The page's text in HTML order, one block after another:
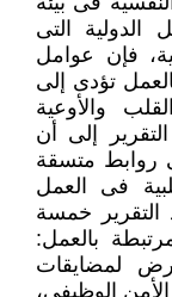
التى
فإن عوامل
تؤدى إلى
والأوعية
إلى أن
روابط متسقة
فى العمل
التقرير خمسة
بالعمل:
لمضايقات
الوظيفي،